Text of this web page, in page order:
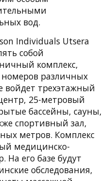
вод.
Individuals Utsera
собой
комплекс,
различных
войдет трехэтажный
25-метровый
бассейны, сауны,
спортивный зал,
метров. Комплекс
медицинско-
На его базе будут
обследования,